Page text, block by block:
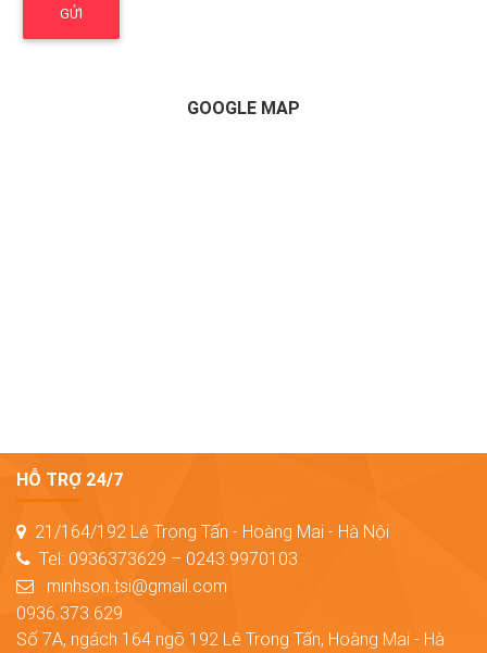
GOOGLE MAP
HỖ TRỢ 24/7
21/164/192 Lê Trọng Tấn - Hoàng Mai - Hà Nội
Tel: 0936373629 – 0243.9970103
minhson.tsi@gmail.com
0936.373.629
Số 7A, ngách 164 ngõ 192 Lê Trọng Tấn, Hoàng Mai - Hà